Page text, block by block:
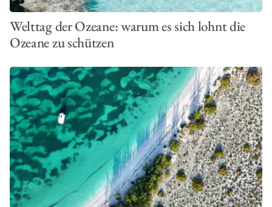
Welttag der Ozeane: warum es sich lohnt die
Ozeane zu schützen